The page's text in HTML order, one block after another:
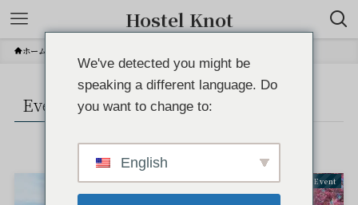
Hostel Knot
ホーム
Event – category –
Event
We've detected you might be
speaking a different language. Do
you want to change to:
English